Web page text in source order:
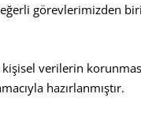
görevlerimizden
verilerin
hazırlanmıştır.